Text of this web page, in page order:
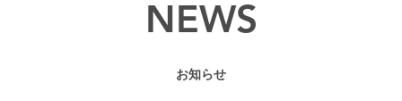
エンターテインメントプロデュース
キャスティング & インフルエンサーマーケティング
NEWS
お知らせ